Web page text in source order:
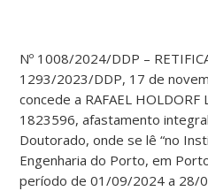
Nº 1008/2024/DDP –
1293/2023/DDP, 17 de
concede a RAFAEL HOLDORF
1823596, afastamento
Doutorado, onde se lê “no
Engenharia do Porto, em
período de 01/09/2024 a 28/